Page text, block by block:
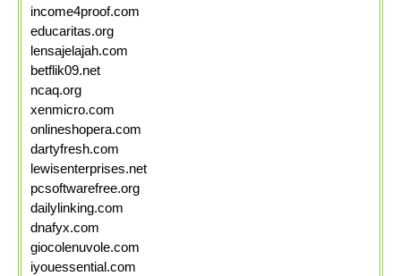
income4proof.com
educaritas.org
lensajelajah.com
betflik09.net
ncaq.org
xenmicro.com
onlineshopera.com
dartyfresh.com
lewisenterprises.net
pcsoftwarefree.org
dailylinking.com
dnafyx.com
giocolenuvole.com
iyouessential.com